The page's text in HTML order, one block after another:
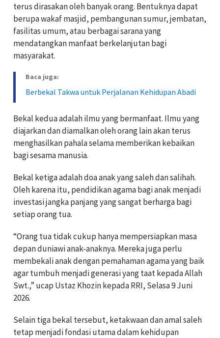
terus dirasakan oleh banyak orang. Bentuknya dapat
berupa wakaf masjid, pembangunan sumur, jembatan,
fasilitas umum, atau berbagai sarana yang
mendatangkan manfaat berkelanjutan bagi
masyarakat.
Baca juga:
Berbekal Takwa untuk Perjalanan Kehidupan Abadi
Bekal kedua adalah ilmu yang bermanfaat. Ilmu yang
diajarkan dan diamalkan oleh orang lain akan terus
menghasilkan pahala selama memberikan kebaikan
bagi sesama manusia.
Bekal ketiga adalah doa anak yang saleh dan salihah.
Oleh karena itu, pendidikan agama bagi anak menjadi
investasi jangka panjang yang sangat berharga bagi
setiap orang tua.
“Orang tua tidak cukup hanya mempersiapkan masa
depan duniawi anak-anaknya. Mereka juga perlu
membekali anak dengan pemahaman agama yang baik
agar tumbuh menjadi generasi yang taat kepada Allah
Swt.,” ucap Ustaz Khozin kepada RRI, Selasa 9 Juni
2026.
Selain tiga bekal tersebut, ketakwaan dan amal saleh
tetap menjadi fondasi utama dalam kehidupan